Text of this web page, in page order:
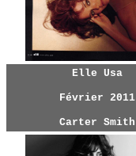
Elle Usa
Février 2011
Carter Smith